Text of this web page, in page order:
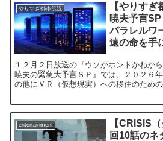
やりすぎ都市伝説
【やりす
暁夫予言
パラレルワ
遠の命を手
１２月２日放送の『ウソかホントかわか
暁夫の緊急大予言ＳＰ』では、２０２６
の他にＶＲ（仮想現実）への移住のため
entertainment
【CRISIS
回10話のネ